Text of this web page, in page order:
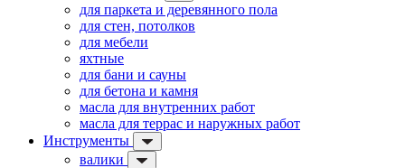
для паркета и деревянного пола
для стен, потолков
для мебели
яхтные
для бани и сауны
для бетона и камня
масла для внутренних работ
масла для террас и наружных работ
Инструменты
валики